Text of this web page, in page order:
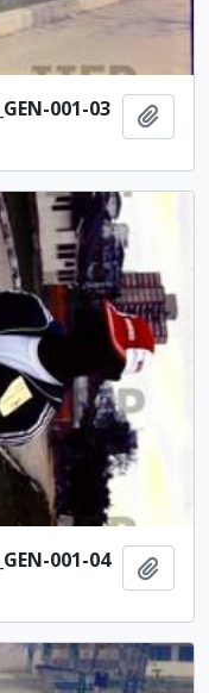
001-03
001-04